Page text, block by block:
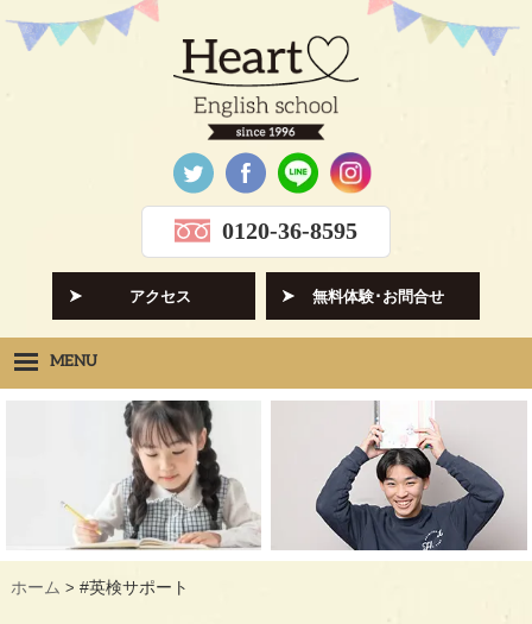
0120-36-8595
アクセス 無料体験･お問合せ
MENU
HOPE
CLASS
先生紹介 INSTRUCTORS
ギャラリー GALLERY
ホーム > #英検サポート